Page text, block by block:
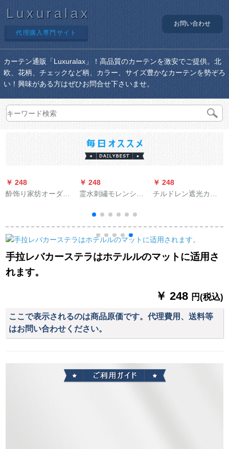
Luxuralax
代理購入専門サイト
お問い合わせ
カーテン通販「Luxuralax」！高品質のカーテンを激安でご提供。北
欧、花柄、チェックなど柄、カラー、サイズ豊かなカーテンを勢ぞろ
い！興味がある方はぜひお問合せ下さいませ。
￥ 248
酔饰り家纺オーダン
室ベロダ断热カータ
ーテーテ-ン厚い手布
家居リングビン桃の
花2枚*2.7高フルピニ
ング1枚
￥ 248
霊水刺繡モレンシン
质感ティファ格子カ
ーン寝室书房ベルン
ダンスト材质扫き出
ン灰色カーテーン
￥ 248
チルドレン遮光カー
ィンダンテージジ
手拉レバカーステラはホテルルのマットに适用さ
れます。
￥ 248 円(税込)
ここで表示されるのは商品原価です。代理費用、送料等
はお問い合わせください。